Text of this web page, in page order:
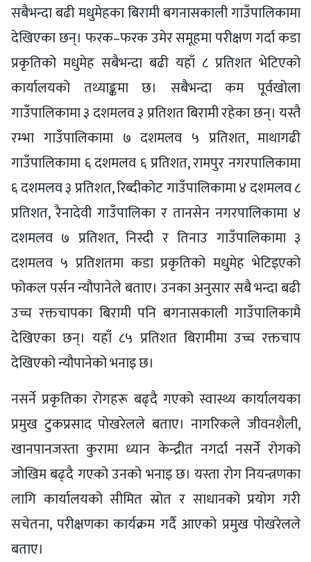
सबैभन्दा बढी मधुमेहका बिरामी बगनासकाली गाउँपालिकामा
देखिएका छन्। फरक–फरक उमेर समूहमा परीक्षण गर्दा कडा
प्रकृतिको मधुमेह सबैभन्दा बढी यहाँ ८ प्रतिशत भेटिएको
कार्यालयको तथ्याङ्कमा छ। सबैभन्दा कम पूर्वखोला
गाउँपालिकामा ३ दशमलव ३ प्रतिशत बिरामी रहेका छन्। यस्तै
रम्भा गाउँपालिकामा ७ दशमलव ५ प्रतिशत, माथागढी
गाउँपालिकामा ६ दशमलव ६ प्रतिशत, रामपुर नगरपालिकामा
६ दशमलव ३ प्रतिशत, रिब्दीकोट गाउँपालिकामा ४ दशमलव ८
प्रतिशत, रैनादेवी गाउँपालिका र तानसेन नगरपालिकामा ४
दशमलव ७ प्रतिशत, निस्दी र तिनाउ गाउँपालिकामा ३
दशमलव ५ प्रतिशतमा कडा प्रकृतिको मधुमेह भेटिइएको
फोकल पर्सन न्यौपानेले बताए। उनका अनुसार सबै भन्दा बढी
उच्च रक्तचापका बिरामी पनि बगनासकाली गाउँपालिकामै
देखिएका छन्। यहाँ ८५ प्रतिशत बिरामीमा उच्च रक्तचाप
देखिएको न्यौपानेको भनाइ छ।
नसर्ने प्रकृतिका रोगहरू बढ्दै गएको स्वास्थ्य कार्यालयका
प्रमुख टुकप्रसाद पोखरेलले बताए। नागरिकले जीवनशैली,
खानपानजस्ता कुरामा ध्यान केन्द्रीत नगर्दा नसर्ने रोगको
जोखिम बढ्दै गएको उनको भनाइ छ। यस्ता रोग नियन्त्रणका
लागि कार्यालयको सीमित स्रोत र साधानको प्रयोग गरी
सचेतना, परीक्षणका कार्यक्रम गर्दै आएको प्रमुख पोखरेलले
बताए।